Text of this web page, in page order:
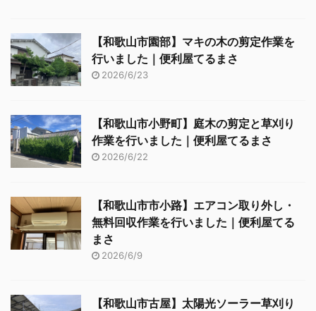
【和歌山市園部】マキの木の剪定作業を
行いました｜便利屋てるまさ
2026/6/23
【和歌山市小野町】庭木の剪定と草刈り
作業を行いました｜便利屋てるまさ
2026/6/22
【和歌山市市小路】エアコン取り外し・
無料回収作業を行いました｜便利屋てる
まさ
2026/6/9
【和歌山市古屋】太陽光ソーラー草刈り